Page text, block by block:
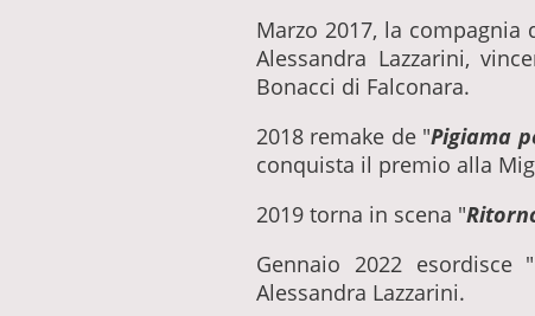
Marzo 2017, la compagnia
Alessandra Lazzarini,
Bonacci di Falconara.
2018 remake de "Pigiama
conquista il premio alla
2019 torna in scena "
Gennaio 2022 esordisce "
Alessandra Lazzarini.